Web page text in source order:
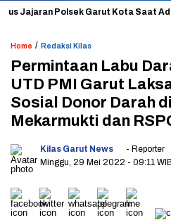
Polsek Garut Kota Saat Adu
Home / Redaksi Kilas
Permintaan Labu
UTD PMI Garut
Sosial Donor Darah
Mekarmukti dan
Kilas Garut News
- Reporter
Minggu, 29 Mei 2022 - 09:11